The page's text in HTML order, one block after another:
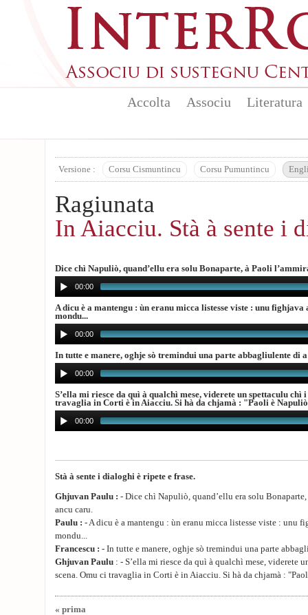
Accolta Associu Literatura
Versione : Corsu Cismuntincu Corsu Pumuntincu
Ragiunata
In Aiacciu. Stà à sente i
Dice chì Napuliò, quand’ellu era solu Bonaparte, à Paoli
00:00
A dicu è a mantengu : ùn eranu micca listesse viste : unu fighjava
mondu...
00:00
In tutte e manere, oghje sò tremindui una parte abbagliulente di
00:00
S’ella mi riesce da quì à qualchì mese, viderete un spettaculu chì
travaglia in Corti è in Aiacciu. Si hà da chjamà : "Paoli è
00:00
Stà à sente i dialoghi è ripete e frase.
Ghjuvan Paulu : - Dice chì Napuliò, quand’ellu era solu
ancu caru.
Paulu : - A dicu è a mantengu : ùn eranu micca listesse viste : unu
mondu...
Francescu : - In tutte e manere, oghje sò tremindui una parte
Ghjuvan Paulu : - S’ella mi riesce da quì à qualchì mese, viderete
scena. Omu ci travaglia in Corti è in Aiacciu. Si hà da chjamà :
« prima